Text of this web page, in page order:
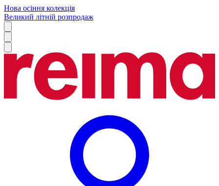
Нова осіння колекція
Великий літній розпродаж